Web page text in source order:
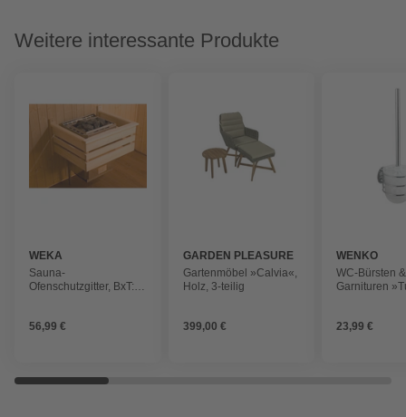
Weitere interessante Produkte
WEKA
Sauna-
Ofenschutzgitter, BxT:
56,99 €
GARDEN PLEASURE
Gartenmöbel »Calvia«,
Holz, 3-teilig
399,00 €
WENKO
WC-Bürsten
Garnituren
23,99 €